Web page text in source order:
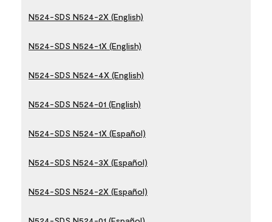
N524-SDS N524-2X (English)
N524-SDS N524-1X (English)
N524-SDS N524-4X (English)
N524-SDS N524-01 (English)
N524-SDS N524-1X (Español)
N524-SDS N524-3X (Español)
N524-SDS N524-2X (Español)